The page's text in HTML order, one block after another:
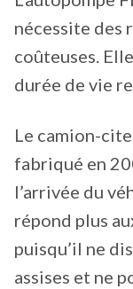
nécessite des
coûteuses.
durée de vie
Le camion-
fabriqué en
l’arrivée du
répond plus
puisqu’il ne
assises et ne